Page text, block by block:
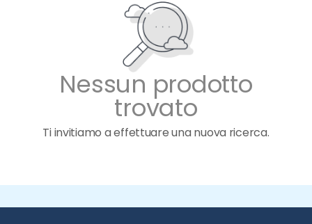
Nessun prodotto
trovato
Ti invitiamo a effettuare una nuova ricerca.